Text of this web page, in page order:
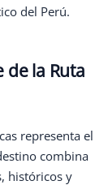
del Perú.
de la Ruta
representa el
combina
históricos y